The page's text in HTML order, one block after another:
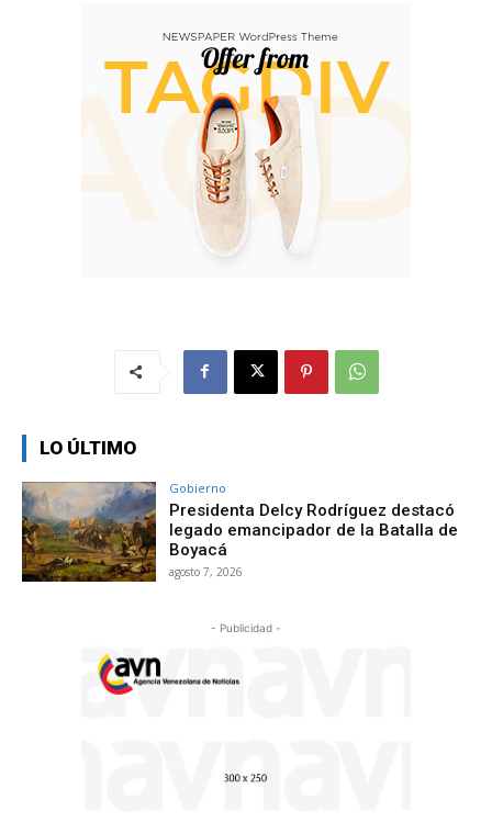
LO ÚLTIMO
Gobierno
Presidenta Delcy Rodríguez destacó
legado emancipador de la Batalla de
Boyacá
agosto 7, 2026
- Publicidad -